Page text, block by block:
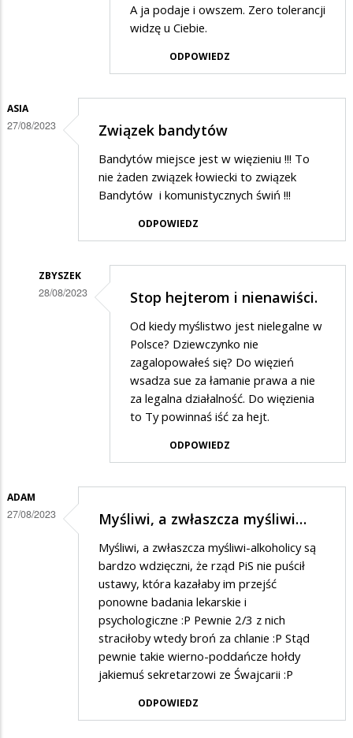
odpowiedzi
A ja podaje i owszem. Zero tolerancji
widzę u Ciebie.
ODPOWIEDZ
ASIA
27/08/2023 Związek bandytów
Bandytów miejsce jest w więzieniu !!! To
nie żaden związek łowiecki to związek
Bandytów i komunistycznych świń !!!
ODPOWIEDZ
ZBYSZEK
28/08/2023 Stop hejterom i nienawiści.
Od kiedy myślistwo jest nielegalne w
Polsce? Dziewczynko nie
zagalopowałeś się? Do więzień
wsadza sue za łamanie prawa a nie
za legalna działalność. Do więzienia
to Ty powinnaś iść za hejt.
ODPOWIEDZ
ADAM
27/08/2023 Myśliwi, a zwłaszcza myśliwi…
Myśliwi, a zwłaszcza myśliwi-alkoholicy są
bardzo wdzięczni, że rząd PiS nie puścił
ustawy, która kazałaby im przejść
ponowne badania lekarskie i
psychologiczne :P Pewnie 2/3 z nich
straciłoby wtedy broń za chlanie :P Stąd
pewnie takie wierno-poddańcze hołdy
jakiemuś sekretarzowi ze Śwajcarii :P
ODPOWIEDZ